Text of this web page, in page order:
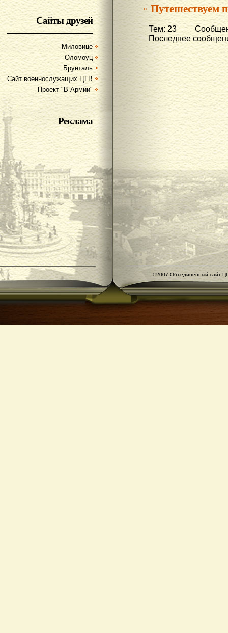
Сайты друзей
Миловице
Оломоуц
Брунталь
Сайт военнослужащих ЦГВ
Проект "В Армии"
Реклама
▫ Путешествуем
Тем: 23
Последнее
©2007 Объединенный сайт